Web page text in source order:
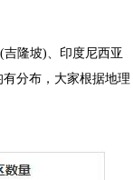
隆坡)、印度尼西亚
分布， 大家根据地理